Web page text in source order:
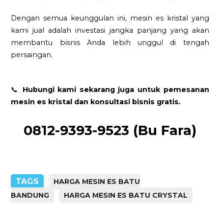
Dengan semua keunggulan ini, mesin es kristal yang
kami jual adalah investasi jangka panjang yang akan
membantu bisnis Anda lebih unggul di tengah
persaingan.
📞 Hubungi kami sekarang juga untuk pemesanan
mesin es kristal dan konsultasi bisnis gratis.
0812-9393-9523 (Bu Fara)
TAGS
HARGA MESIN ES BATU
BANDUNG
HARGA MESIN ES BATU CRYSTAL